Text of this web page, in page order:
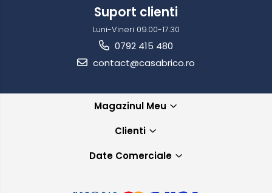
Suport clienti
Luni-Vineri 09.00-17.30
0792 415 480
contact@casabrico.ro
Magazinul Meu
Clienti
Date Comerciale